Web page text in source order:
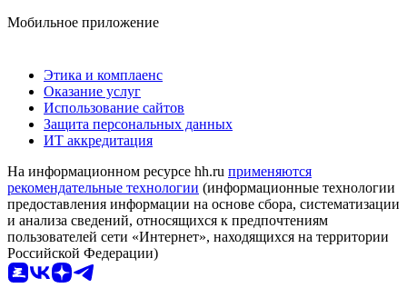
Мобильное приложение
Этика и комплаенс
Оказание услуг
Использование сайтов
Защита персональных данных
ИТ аккредитация
На информационном ресурсе hh.ru применяются
рекомендательные технологии (информационные технологии
предоставления информации на основе сбора, систематизации
и анализа сведений, относящихся к предпочтениям
пользователей сети «Интернет», находящихся на территории
Российской Федерации)